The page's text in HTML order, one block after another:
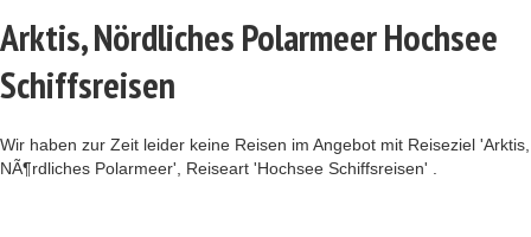
Arktis, Nördliches Polarmeer Hochsee
Schiffsreisen
Wir haben zur Zeit leider keine Reisen im Angebot mit Reiseziel 'Arktis,
NÃ¶rdliches Polarmeer', Reiseart 'Hochsee Schiffsreisen' .